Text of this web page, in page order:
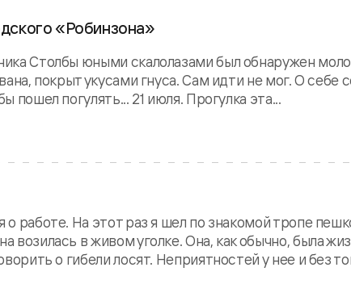
«Робинзона»
Столбы юными скалолазами был обнаружен
покрыт укусами гнуса. Сам идти не мог. О себе
пошел погулять... 21 июля. Прогулка эта...
работе. На этот раз я шел по знакомой тропе
возилась в живом уголке. Она, как обычно, была
о гибели лосят. Неприятностей у нее и без